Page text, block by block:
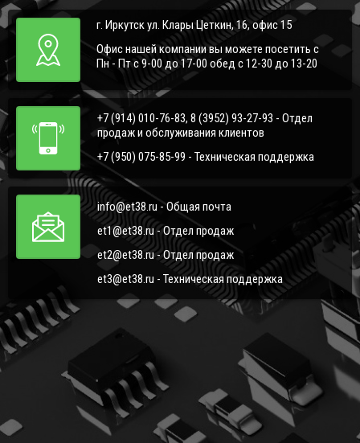
г. Иркутск ул. Клары Цеткин, 16, офис 15
Офис нашей компании вы можете посетить с
Пн - Пт с 9-00 до 17-00 обед с 12-30 до 13-20
+7 (914) 010-76-83, 8 (3952) 93-27-93 - Отдел
продаж и обслуживания клиентов
+7 (950) 075-85-99 - Техническая поддержка
info@et38.ru - Общая почта
et1@et38.ru - Отдел продаж
et2@et38.ru - Отдел продаж
et3@et38.ru - Техническая поддержка